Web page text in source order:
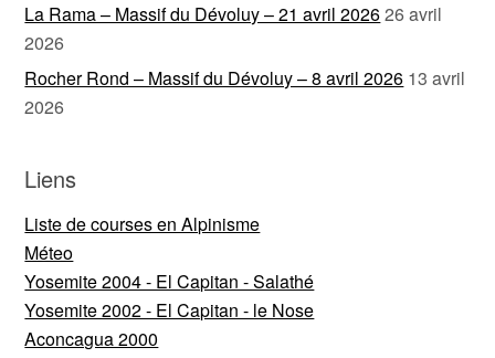
La Rama – Massif du Dévoluy – 21 avril 202626 avril
2026
Rocher Rond – Massif du Dévoluy – 8 avril 2026 13 avril
2026
Liens
Liste de courses en Alpinisme
Méteo
Yosemite 2004 - El Capitan - Salathé
Yosemite 2002 - El Capitan - le Nose
Aconcagua 2000